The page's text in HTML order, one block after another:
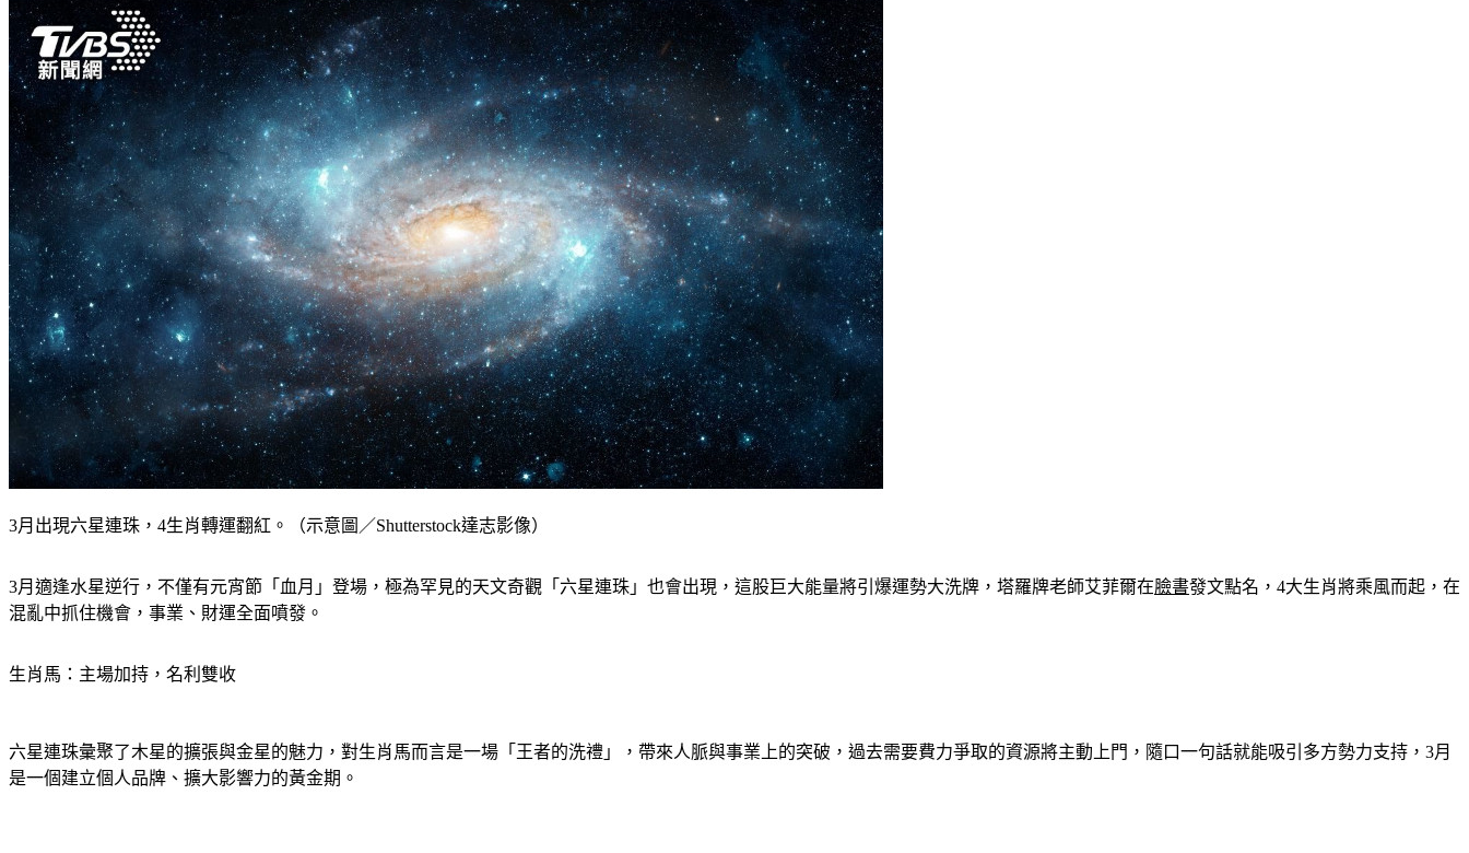
3月出現六星連珠，4生肖轉運翻紅。（示意圖／Shutterstock達志影像）
3月適逢水星逆行，不僅有元宵節「血月」登場，極為罕見的天文奇觀「六星連珠」也會出現，這股巨大能量將引爆運勢大洗牌，塔羅牌老師艾菲爾在臉書發文點名，4大生肖將乘風而起，在
混亂中抓住機會，事業、財運全面噴發。
生肖馬：主場加持，名利雙收
六星連珠彙聚了木星的擴張與金星的魅力，對生肖馬而言是一場「王者的洗禮」，帶來人脈與事業上的突破，過去需要費力爭取的資源將主動上門，隨口一句話就能吸引多方勢力支持，3月
是一個建立個人品牌、擴大影響力的黃金期。